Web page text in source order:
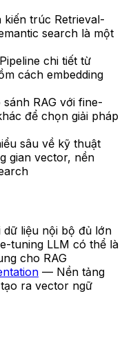
trúc Retrieval-
search là một
chi tiết từ
cách embedding
RAG với fine-
để chọn giải pháp
sâu về kỹ thuật
gian vector, nền
liệu nội bộ đủ lớn
tuning LLM có thể là
cho RAG
— Nền tảng
ra vector ngữ